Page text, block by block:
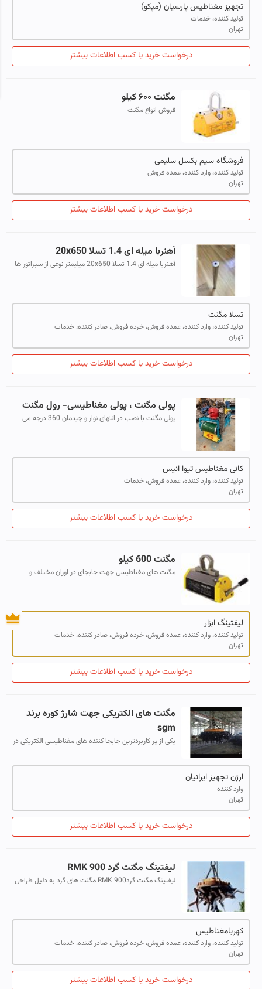
تجهیز مغناطیس پارسیان (مپکو)
تولید کننده، خدمات
تهران
درخواست خرید یا کسب اطلاعات بیشتر
مگنت ۶۰۰ کیلو
فروش انواع مگنت
فروشگاه سیم بکسل سلیمی
تولید کننده، وارد کننده، عمده فروش
تهران
درخواست خرید یا کسب اطلاعات بیشتر
آهنربا میله ای 1.4 تسلا 20x650
آهنربا میله ای 1.4 تسلا 20x650 میلیمتر نوعی از سپراتور ها
تسلا مگنت
تولید کننده، وارد کننده، عمده فروش، خرده فروش، صادر کننده، خدمات
تهران
درخواست خرید یا کسب اطلاعات بیشتر
پولی مگنت ، پولی مغناطیسی- رول مگنت
پولی مگنت با نصب در انتهای نوار و چیدمان 360 درجه می
کانی مغناطیس تیوا انیس
تولید کننده، وارد کننده، عمده فروش، خدمات
تهران
درخواست خرید یا کسب اطلاعات بیشتر
مگنت 600 کیلو
مگنت های مغناطیسی جهت جابجای در اوزان مختلف و
لیفتینگ ابزار
تولید کننده، وارد کننده، عمده فروش، خرده فروش، صادر کننده، خدمات
تهران
درخواست خرید یا کسب اطلاعات بیشتر
مگنت های الکتریکی جهت شارژ کوره برند
sgm
یکی از پر کاربردترین جابجا کننده های مغناطیسی الکتریکی در
ارژن تجهیز ایرانیان
وارد کننده
تهران
درخواست خرید یا کسب اطلاعات بیشتر
لیفتینگ مگنت گرد RMK 900
لیفتینگ مگنت گردRMK 900 مگنت های گرد به دلیل طراحی
کهربامغناطیس
تولید کننده، وارد کننده، عمده فروش، خرده فروش، صادر کننده، خدمات
تهران
درخواست خرید یا کسب اطلاعات بیشتر